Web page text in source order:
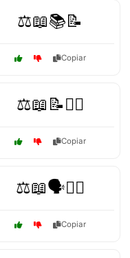
⚖️📖📚📝
Copiar
⚖️📖📝👩‍⚖️
Copiar
⚖️📖🗣️👩‍⚖️
Copiar